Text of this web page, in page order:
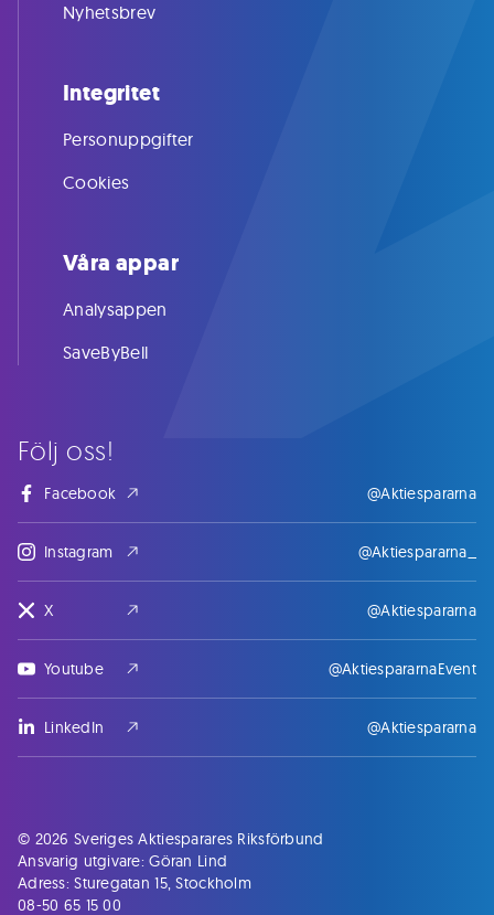
Följ oss!
Facebook @Aktiespararna
Instagram @Aktiespararna_
X @Aktiespararna
Youtube @AktiespararnaEvent
LinkedIn @Aktiespararna
Nyhetsbrev
Integritet
Personuppgifter
Cookies
Våra appar
Analysappen
SaveByBell
© 2026 Sveriges Aktiesparares Riksförbund
Ansvarig utgivare: Göran Lind
Adress: Sturegatan 15, Stockholm
08-50 65 15 00